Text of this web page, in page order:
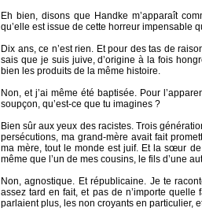
Eh bien, disons que Handke m’apparaît
qu’elle est issue de cette horreur impensable
Dix ans, ce n’est rien. Et pour des tas de
sais que je suis juive, d’origine à la fois
bien les produits de la même histoire.
Non, et j’ai même été baptisée. Pour
soupçon, qu’est-ce que tu imagines ?
Bien sûr aux yeux des racistes. Trois
persécutions, ma grand-mère avait fait
ma mère, tout le monde est juif. Et la sœur
même que l’un de mes cousins, le fils d’une
Non, agnostique. Et républicaine. Je te
assez tard en fait, et pas de n’importe quelle
parlaient plus, les non croyants en particulier,